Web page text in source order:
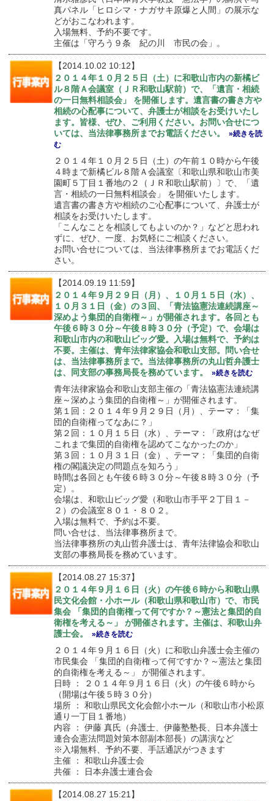
真パネル「ヒロシマ・ナガサキ原爆と人間」の展示な
どがおこなわれます。
入場無料、予約不要です。
主催は「守ろう９条 紀の川 市民の会」。
【2014.10.02 10:12】
２０１４年１０月２５日（土）に和歌山市内の新橘ビ
ル８階Ａ会議室（ＪＲ和歌山駅前）で、「遺言・相続
の一日無料相談会」 を開催します。遺言書の書き方や
相続の心配事について、弁護士が相談をお受けいたし
ます。皆様、ぜひ、ご利用ください。お問い合せにつ
いては、当法律事務所までお電話ください。
»続きを読
む
２０１４年１０月２５日（土）の午前１０時から午後
４時まで新橘ビル８階Ａ会議室〔和歌山県和歌山市美
園町５丁目１番地の２（ＪＲ和歌山駅前）〕で、「遺
言・相続の一日無料相談会」 を開催いたします。
遺言書の書き方や相続のご心配事について、弁護士が
相談をお受けいたします。
「こんなことを相談してもよいのか？」などと思われ
ずに、ぜひ、一度、お気軽にご相談ください。
お問い合せについては、当法律事務所までお電話くだ
さい。
【2014.09.19 11:59】
２０１４年９月２９日（月）、１０月１５日（水）、
１０月３１日（金）の３回、「青法協憲法連続講座～
深めよう集団的自衛権～」が開催されます。各回とも
午後６時３０分～午後８時３０分（予定）で、会場は
和歌山市内の和歌山ビッグ愛。入場は無料で、予約は
不要。主催は、青年法律家協会和歌山支部。問い合せ
は、当法律事務所まで。当法律事務所の丸山哲弁護士
は、同支部の事務局長を務めています。
»続きを読む
青年法律家協会和歌山支部主催の「青法協憲法連続講
座～深めよう集団的自衛権～」が開催されます。
第１回：２０１４年９月２９日（月）、テーマ：「集
団的自衛権ってなあに？」
第２回：１０月１５日（水）、テーマ：「政府はなぜ
これまで集団的自衛権を認めてこなかったのか」
第３回：１０月３１日（金）、テーマ：「集団的自衛
権の閣議決定の問題点を知ろう」
時間は各回とも午後６時３０分～午後８時３０分（予
定）。
会場は、和歌山ビッグ愛（和歌山市手平２丁目１－
２）の会議室８０１・８０２。
入場は無料で、予約は不要。
問い合せは、当法律事務所まで。
当法律事務所の丸山哲弁護士は、青年法律協会和歌山
支部の事務局長を務めています。
【2014.08.27 15:37】
２０１４年９月１６日（火）の午後６時から和歌山県
民文化会館・小ホール（和歌山県和歌山市）で、市民
集会 「集団的自衛権って何ですか？～憲法と集団的自
衛権を考える～」 が開催されます。主催は、和歌山弁
護士会。
»続きを読む
２０１４年９月１６日（火）に和歌山弁護士会主催の
市民集会 「集団的自衛権って何ですか？～憲法と集団
的自衛権を考える～」 が開催されます。
日時 ： ２０１４年９月１６日（火）の午後６時から
（開場は午後５時３０分）
場所 ： 和歌山県民文化会館小ホール（和歌山市小松原
通り一丁目１番地）
内容 ： 伊藤 真氏（弁護士、伊藤塾塾長、日本弁護士
連合会憲法問題対策本部副本部長）の講演など
※入場無料、予約不要、手話通訳がつきます
主催 ： 和歌山弁護士会
共催 ： 日本弁護士連合会
【2014.08.27 15:21】